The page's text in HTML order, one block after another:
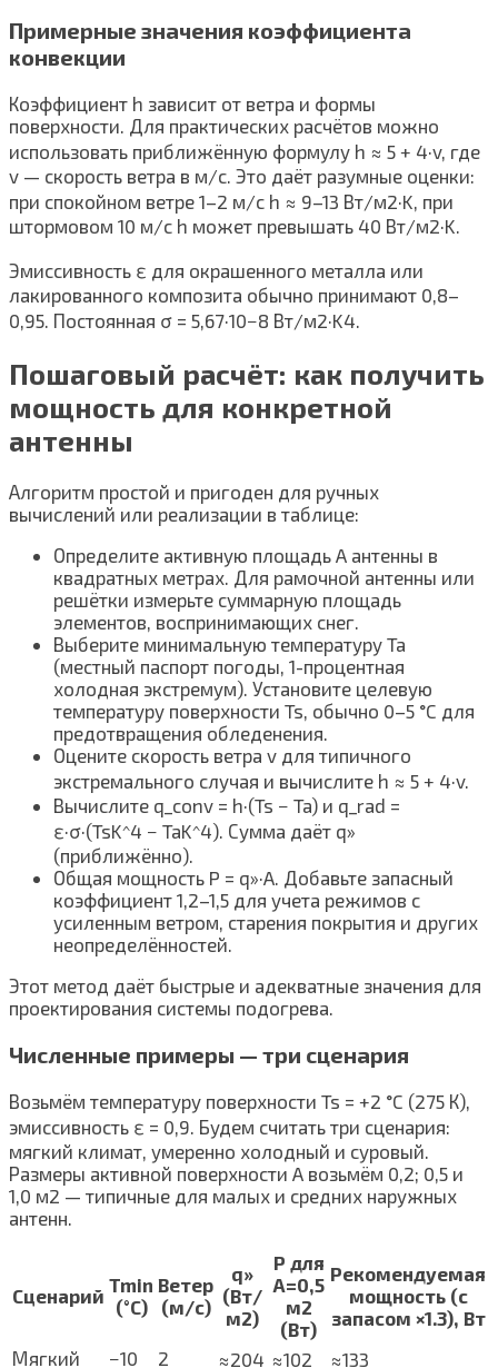
Примерные значения коэффициента
конвекции
Коэффициент h зависит от ветра и формы
поверхности. Для практических расчётов можно
использовать приближённую формулу h ≈ 5 + 4·v, где
v — скорость ветра в м/с. Это даёт разумные оценки:
при спокойном ветре 1–2 м/с h ≈ 9–13 Вт/м2·K, при
штормовом 10 м/с h может превышать 40 Вт/м2·K.
Эмиссивность ε для окрашенного металла или
лакированного композита обычно принимают 0,8–
0,95. Постоянная σ = 5,67·10−8 Вт/м2·K4.
Пошаговый расчёт: как получить
мощность для конкретной
антенны
Алгоритм простой и пригоден для ручных
вычислений или реализации в таблице:
Определите активную площадь A антенны в
квадратных метрах. Для рамочной антенны или
решётки измерьте суммарную площадь
элементов, воспринимающих снег.
Выберите минимальную температуру Ta
(местный паспорт погоды, 1-процентная
холодная экстремум). Установите целевую
температуру поверхности Ts, обычно 0–5 °C для
предотвращения обледенения.
Оцените скорость ветра v для типичного
экстремального случая и вычислите h ≈ 5 + 4·v.
Вычислите q_conv = h·(Ts − Ta) и q_rad =
ε·σ·(TsK^4 − TaK^4). Сумма даёт q»
(приближённо).
Общая мощность P = q»·A. Добавьте запасный
коэффициент 1,2–1,5 для учета режимов с
усиленным ветром, старения покрытия и других
неопределённостей.
Этот метод даёт быстрые и адекватные значения для
проектирования системы подогрева.
Численные примеры — три сценария
Возьмём температуру поверхности Ts = +2 °C (275 К),
эмиссивность ε = 0,9. Будем считать три сценария:
мягкий климат, умеренно холодный и суровый.
Размеры активной поверхности A возьмём 0,2; 0,5 и
1,0 м2 — типичные для малых и средних наружных
антенн.
Сценарий Tmin
(°C)
Ветер
(м/с)
q»
(Вт/
м2)
P для
A=0,5
м2
(Вт)
Рекомендуемая
мощность (с
запасом ×1.3), Вт
Мягкий
−10 2 ≈204 ≈102 ≈133